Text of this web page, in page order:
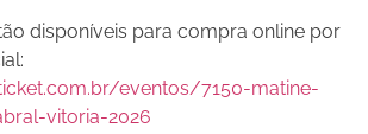
disponíveis para compra online por
eventos/7150-matine-
vitoria-2026